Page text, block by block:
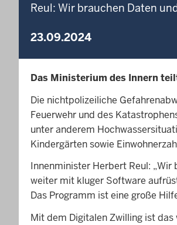
hier
Reul: Wir brauchen Daten
23.09.2024
Das Ministerium des Innern
Die nichtpolizeiliche
Feuerwehr und des
unter anderem
Kindergärten sowie
Innenminister Herbert Reul:
weiter mit kluger Software
Das Programm ist eine große
Mit dem Digitalen Zwilling ist